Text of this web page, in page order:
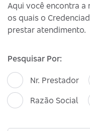
Aqui você encontra
os quais o
prestar atendimento.
Pesquisar Por:
Nr. Prestador
Razão Social